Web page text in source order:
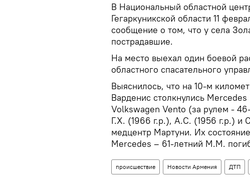
В Национальный областной
Гегаркуникской области 11
сообщение о том, что у села
пострадавшие.
На место выехал один боевой
областного спасательного
Выяснилось, что на 10-м
Варденис столкнулись
Volkswagen Vento (за рулем -
Г.Х. (1966 г.р.), А.С. (1956 г.р.) и
медцентр Мартуни. Их
Mercedes – 61-летний М.М.
происшествие Новости Армения ДТП